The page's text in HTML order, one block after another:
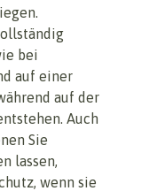
bei
auf einer
auf der
Auch
Sie
lassen,
wenn sie